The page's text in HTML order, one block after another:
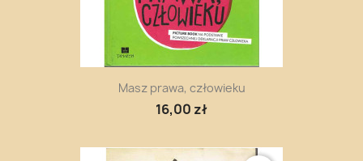
Masz prawa, człowieku
16,00 zł